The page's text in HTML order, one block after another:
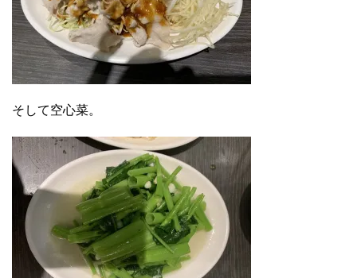
そして空心菜。